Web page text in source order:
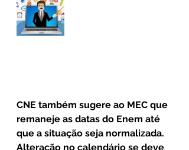
CNE também sugere ao MEC que
remaneje as datas do Enem até
que a situação seja normalizada.
Alteração no calendário se deve